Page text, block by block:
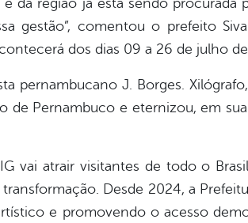
da região já está sendo procurada
gestão”, comentou o prefeito
dos dias 09 a 26 de julho
pernambucano J. Borges.
Pernambuco e eternizou, em
vai atrair visitantes de todo o
Desde 2024, a
e promovendo o acesso